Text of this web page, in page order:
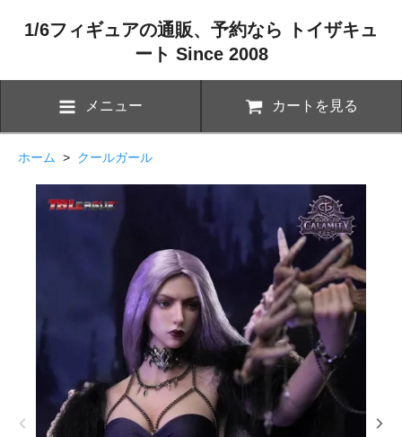
1/6フィギュアの通販、予約なら トイザキュ
ート Since 2008
メニュー カートを見る
ホーム > クールガール